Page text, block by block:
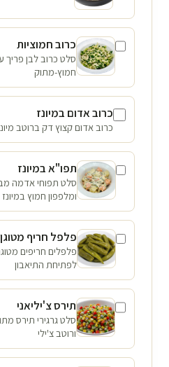
כרוב חמוציות
סלט כרוב לבן פריך
חמוץ-מתוק
כרוב אדום במיונז
כרוב אדום קצוץ דק ברוטב
תפו"א במיונז
סלט תפוחי אדמה
ומלפפון חמוץ במיונז
פלפל חריף מטוגן
פלפלים חריפים
לפתיחת התיאבון
תירס צ'יליאני
סלט גרגירי תירס
ורוטב צ'ילי